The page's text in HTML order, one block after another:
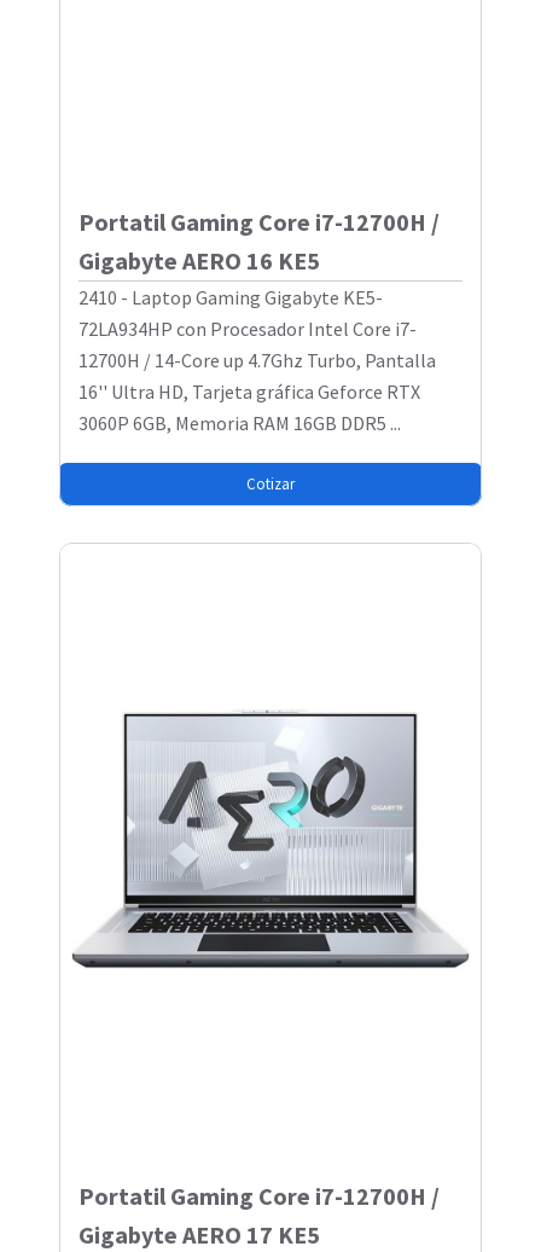
Portatil Gaming Core i7-12700H /
Gigabyte AERO 16 KE5
2410 - Laptop Gaming Gigabyte KE5-
72LA934HP con Procesador Intel Core i7-
12700H / 14-Core up 4.7Ghz Turbo, Pantalla
16'' Ultra HD, Tarjeta gráfica Geforce RTX
3060P 6GB, Memoria RAM 16GB DDR5 ...
Cotizar
Portatil Gaming Core i7-12700H /
Gigabyte AERO 17 KE5